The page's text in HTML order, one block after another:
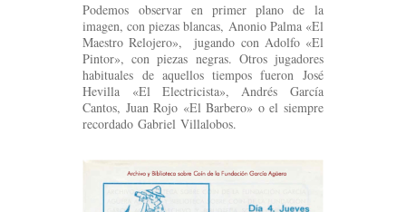
Podemos observar en primer plano de la
imagen, con piezas blancas, Anonio Palma «El
Maestro Relojero», jugando con Adolfo «El
Pintor», con piezas negras. Otros jugadores
habituales de aquellos tiempos fueron José
Hevilla «El Electricista», Andrés García
Cantos, Juan Rojo «El Barbero» o el siempre
recordado Gabriel Villalobos.